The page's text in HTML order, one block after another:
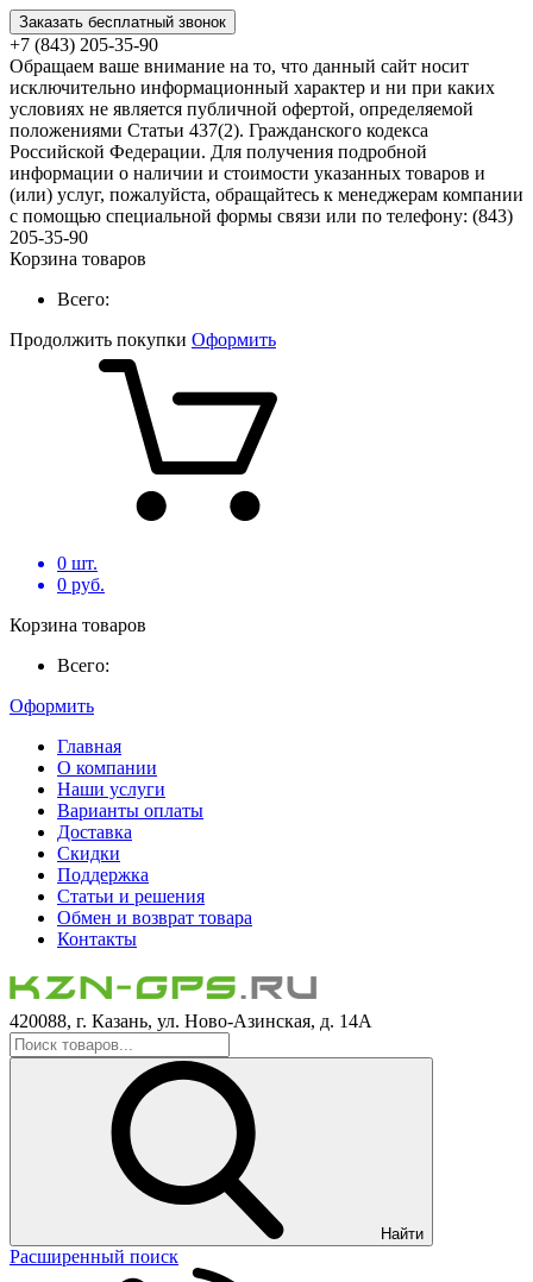
Заказать бесплатный звонок
+7 (843) 205-35-90
Обращаем ваше внимание на то, что данный сайт носит
исключительно информационный характер и ни при каких
условиях не является публичной офертой, определяемой
положениями Статьи 437(2). Гражданского кодекса
Российской Федерации. Для получения подробной
информации о наличии и стоимости указанных товаров и
(или) услуг, пожалуйста, обращайтесь к менеджерам компании
с помощью специальной формы связи или по телефону: (843)
205-35-90
Корзина товаров
Всего:
Продолжить покупки Оформить
0 шт.
0 руб.
Корзина товаров
Всего:
Оформить
Главная
О компании
Наши услуги
Варианты оплаты
Доставка
Скидки
Поддержка
Статьи и решения
Обмен и возврат товара
Контакты
420088, г. Казань, ул. Ново-Азинская, д. 14А
Найти
Расширенный поиск